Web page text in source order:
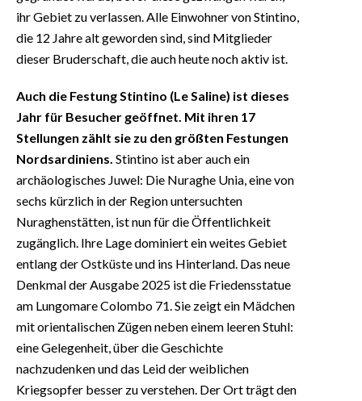
ihr Gebiet zu verlassen. Alle Einwohner von Stintino,
die 12 Jahre alt geworden sind, sind Mitglieder
dieser Bruderschaft, die auch heute noch aktiv ist.
Auch die Festung Stintino (Le Saline) ist dieses
Jahr für Besucher geöffnet. Mit ihren 17
Stellungen zählt sie zu den größten Festungen
Nordsardiniens. Stintino ist aber auch ein
archäologisches Juwel: Die Nuraghe Unia, eine von
sechs kürzlich in der Region untersuchten
Nuraghenstätten, ist nun für die Öffentlichkeit
zugänglich. Ihre Lage dominiert ein weites Gebiet
entlang der Ostküste und ins Hinterland. Das neue
Denkmal der Ausgabe 2025 ist die Friedensstatue
am Lungomare Colombo 71. Sie zeigt ein Mädchen
mit orientalischen Zügen neben einem leeren Stuhl:
eine Gelegenheit, über die Geschichte
nachzudenken und das Leid der weiblichen
Kriegsopfer besser zu verstehen. Der Ort trägt den